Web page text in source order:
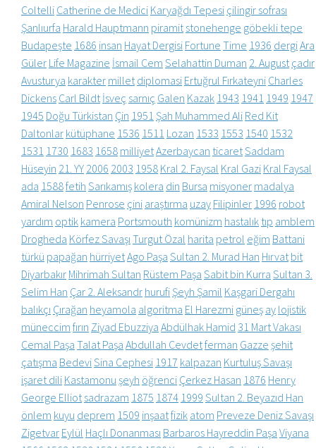
Coltelli Catherine de Medici Karyağdı Tepesi çilingir sofrası
Şanlıurfa Harald Hauptmann piramit stonehenge göbekli tepe
Budapeşte 1686 insan Hayat Dergisi Fortune Time 1936 dergiAra
Güler Life Magazine İsmail Cem Selahattin Duman 2. August çadır
Avusturya karakter millet diplomasi Ertuğrul Fırkateyni Charles
Dickens Carl Bildt İsveç sarnıç Galen Kazak 1943 1941 1949 1947
1945 Doğu Türkistan Çin 1951 Şah Muhammed Ali Red Kit
Daltonlar kütüphane 1536 1511 Lozan 1533 1553 1540 1532
1531 1730 1683 1658 milliyetAzerbaycan ticaretSaddam
Hüseyin 21. YY 2006 2003 1958 Kral 2. Faysal Kral Gazi Kral Faysal
ada 1588fetih Sarıkamış kolera din Bursa misyoner madalya
Amiral Nelson Penrose çini araştırma uzay Filipinler 1996 robot
yardım optik kamera Portsmouth komünizm hastalık tıp amblem
Drogheda Körfez Savaşı Turgut Özal harita petrol eğim Battani
türkü papağan hürriyetAgo Paşa Sultan 2. Murad Han Hırvat bit
Diyarbakır Mihrimah Sultan Rüstem Paşa Sabit bin Kurra Sultan 3.
Selim Han Çar 2. Aleksandr hurufi Şeyh Şamil Kaşgari Dergahı
balıkçı Çırağan heyamola algoritma El Harezmi güneş ay lojistik
müneccim fırın Ziyad Ebuzziya Abdülhak Hamid 31 Mart Vakası
Cemal Paşa Talat Paşa Abdullah Cevdetferman Gazze şehit
çatışma BedeviSina Cephesi 1917 kalpazan Kurtuluş Savaşı
işaret dili Kastamonu şeyh öğrenci Çerkez Hasan 1876 Henry
George Elliot sadrazam 1875 1874 1999 Sultan 2. Beyazıd Han
önlem kuyu deprem 1509 inşaatfizik atom Preveze Deniz Savaşı
Zigetvar Eylül Haçlı Donanması Barbaros Hayreddin Paşa Viyana